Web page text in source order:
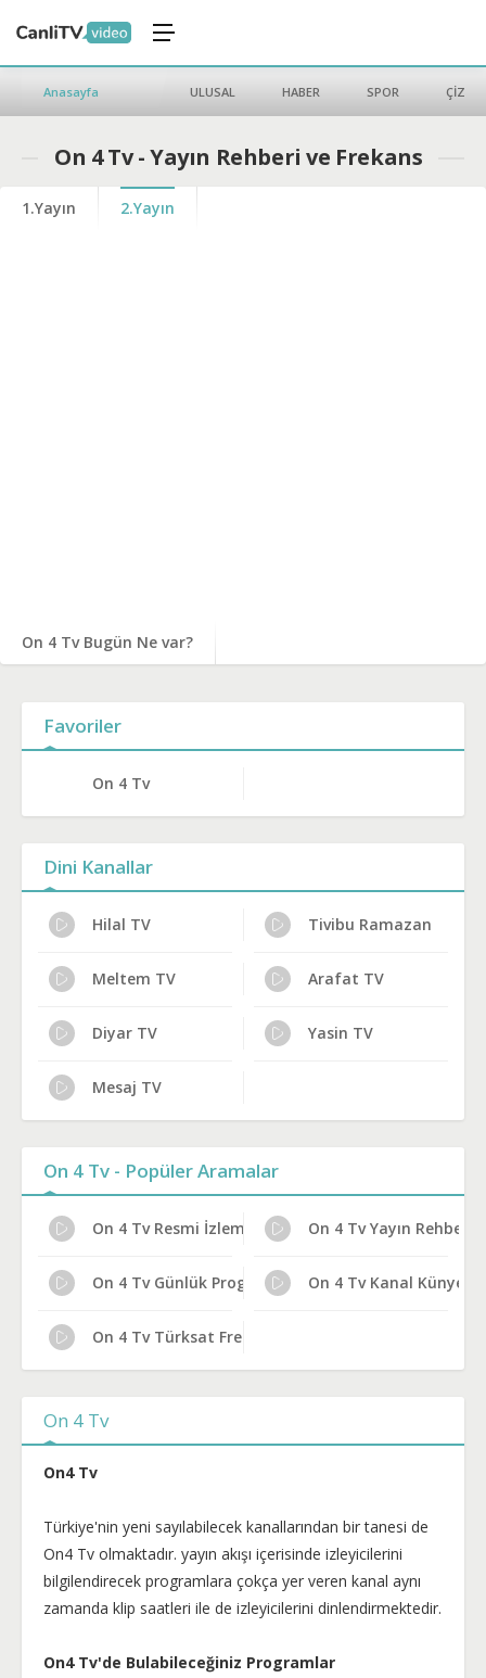
Anasayfa ULUSAL HABER SPOR ÇİZGİ
On 4 Tv - Yayın Rehberi ve Frekans
1.Yayın 2.Yayın
On 4 Tv Bugün Ne var?
Favoriler
On 4 Tv
Dini Kanallar
Hilal TV Tivibu Ramazan
Meltem TV Arafat TV
Diyar TV Yasin TV
Mesaj TV
On 4 Tv - Popüler Aramalar
On 4 Tv Resmi İzleme Yolları On 4 Tv Yayın Rehberi
On 4 Tv Günlük Program AkışıOn 4 Tv Kanal Künyesi
On 4 Tv Türksat Frekans Bilgileri
On 4 Tv
On4 Tv
Türkiye'nin yeni sayılabilecek kanallarından bir tanesi de
On4 Tv olmaktadır. yayın akışı içerisinde izleyicilerini
bilgilendirecek programlara çokça yer veren kanal aynı
zamanda klip saatleri ile de izleyicilerini dinlendirmektedir.
On4 Tv'de Bulabileceğiniz Programlar